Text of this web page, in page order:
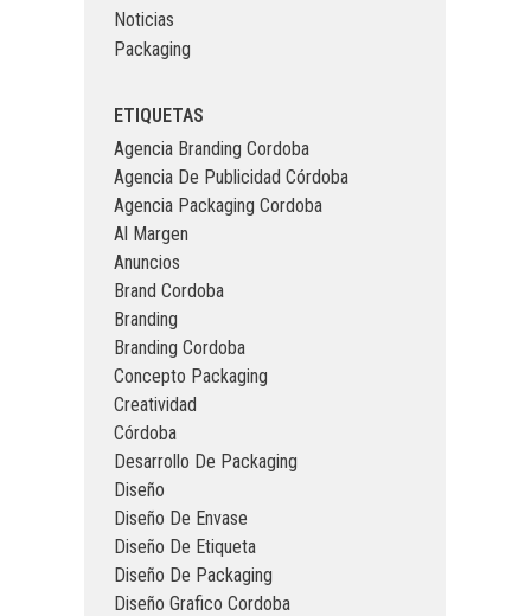
Noticias
Packaging
ETIQUETAS
Agencia Branding Cordoba
Agencia De Publicidad Córdoba
Agencia Packaging Cordoba
Al Margen
Anuncios
Brand Cordoba
Branding
Branding Cordoba
Concepto Packaging
Creatividad
Córdoba
Desarrollo De Packaging
Diseño
Diseño De Envase
Diseño De Etiqueta
Diseño De Packaging
Diseño Grafico Cordoba